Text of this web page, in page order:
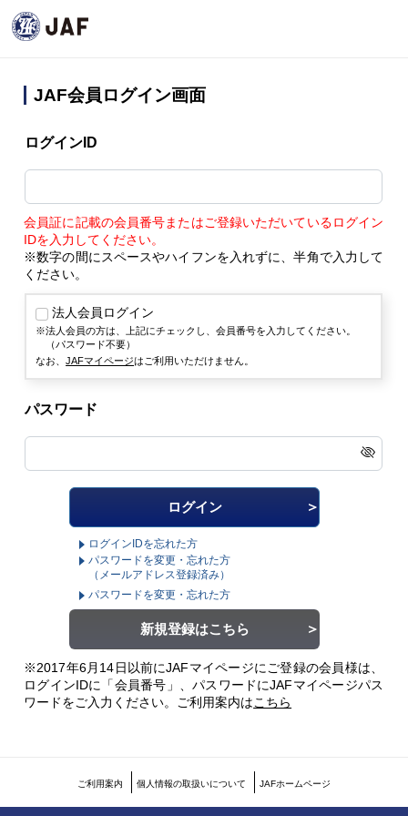
JAF会員ログイン画面
ログインID
会員証に記載の会員番号またはご登録いただいているログイン
IDを入力してください。
※数字の間にスペースやハイフンを入れずに、半角で入力して
ください。
法人会員ログイン
法人会員の方は、上記にチェックし、会員番号を入力してください。
（パスワード不要）
なお、JAFマイページはご利用いただけません。
パスワード
ログインIDを忘れた方
パスワードを変更・忘れた方
（メールアドレス登録済み）
パスワードを変更・忘れた方
新規登録はこちら
※2017年6月14日以前にJAFマイページにご登録の会員様は、
ログインIDに「会員番号」、パスワードにJAFマイページパス
ワードをご入力ください。 ご利用案内はこちら
ご利用案内 個人情報の取扱いについて JAFホームページ